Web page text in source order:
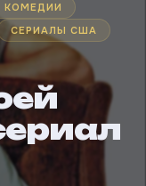
КОМЕДИИ
СЕРИАЛЫ США